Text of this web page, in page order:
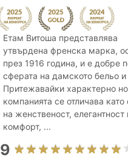
Етам Витоша представлява
утвърдена френска марка,
през 1916 година, и е добре
сферата на дамското бельо
Притежавайки характерно
компанията се отличава
на женственост, елегантност
комфорт, ...
9